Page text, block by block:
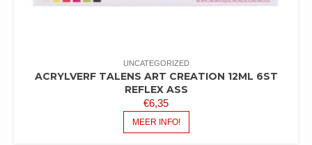
UNCATEGORIZED
ACRYLVERF TALENS ART CREATION 12ML 6ST
REFLEX ASS
€6,35
MEER INFO!